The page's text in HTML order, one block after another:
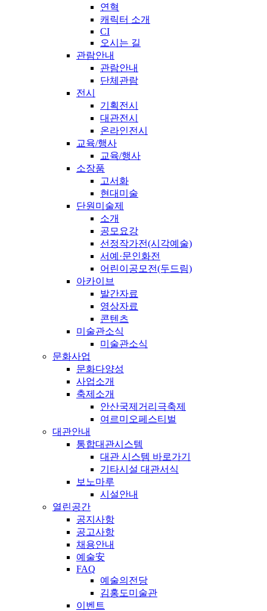
연혁
캐릭터 소개
CI
오시는 길
관람안내
관람안내
단체관람
전시
기획전시
대관전시
온라인전시
교육/행사
교육/행사
소장품
고서화
현대미술
단원미술제
소개
공모요강
선정작가전(시각예술)
서예·문인화전
어린이공모전(두드림)
아카이브
발간자료
영상자료
콘텐츠
미술관소식
미술관소식
문화사업
문화다양성
사업소개
축제소개
안산국제거리극축제
여르미오페스티벌
대관안내
통합대관시스템
대관 시스템 바로가기
기타시설 대관서식
보노마루
시설안내
열린공간
공지사항
공고사항
채용안내
예술安
FAQ
예술의전당
김홍도미술관
이벤트